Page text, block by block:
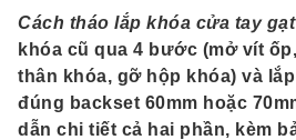
Cách tháo lắp khóa cửa tay gạt
khóa cũ qua 4 bước (mở vít
thân khóa, gỡ hộp khóa) và
đúng backset 60mm hoặc
dẫn chi tiết cả hai phần, kèm